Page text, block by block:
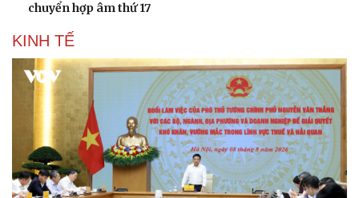
chuyển hợp âm thứ 17
KINH TẾ